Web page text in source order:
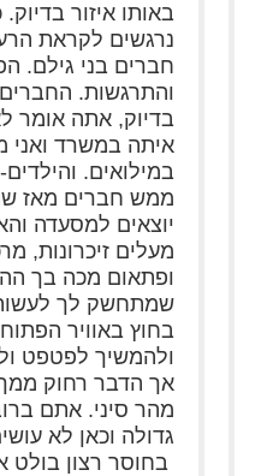
באותו איזור
נרגשים לקראת
חברים בני גילם.
והתרגשות.
בדיוק, אתה אומר
איתה במשרד ואני
במילואים.
ממש חברים מאז
יוצאים למסעדה
מעלים זיכרונות,
ופתאום מכה בך
שמתחשק לך
בחוץ באוויר
ולהמשיך לפטפט
אך הדבר רחוק
מהר סיני. אתם
גדולה וכאן לא
בחוסר רצון בולט